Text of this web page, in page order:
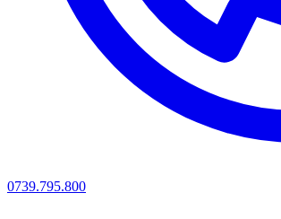
0739.795.800